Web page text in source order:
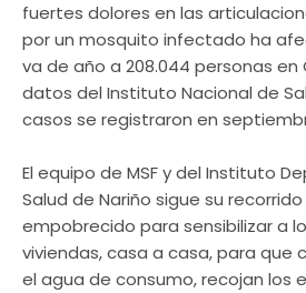
fuertes dolores en las
por un mosquito infectado ha
va de año a 208.044 personas en
datos del Instituto Nacional de
casos se registraron en
El equipo de MSF y del Instituto
Salud de Nariño sigue su
empobrecido para sensibilizar a
viviendas, casa a casa, para que
el agua de consumo, recojan los